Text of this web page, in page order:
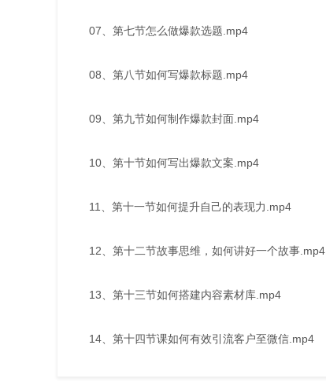
07、第七节怎么做爆款选题.mp4
08、第八节如何写爆款标题.mp4
09、第九节如何制作爆款封面.mp4
10、第十节如何写出爆款文案.mp4
11、第十一节如何提升自己的表现力.mp4
12、第十二节故事思维，如何讲好一个故事.mp4
13、第十三节如何搭建内容素材库.mp4
14、第十四节课如何有效引流客户至微信.mp4